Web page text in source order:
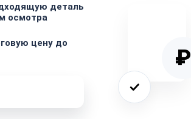
деталь
осмотра
цену до
₽